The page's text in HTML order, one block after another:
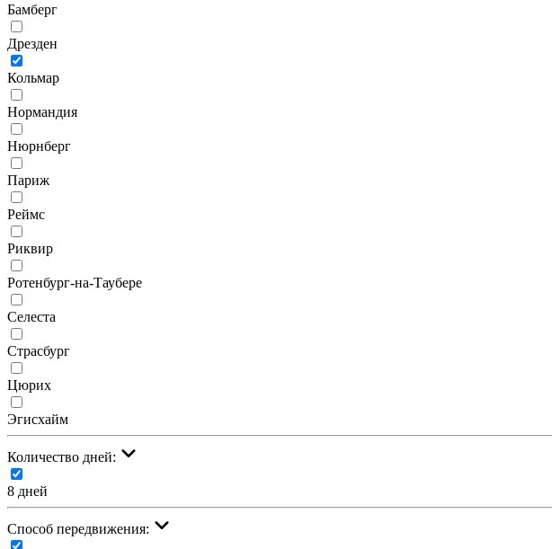
Бамберг
Дрезден
Кольмар
Нормандия
Нюрнберг
Париж
Реймс
Риквир
Ротенбург-на-Таубере
Селеста
Страсбург
Цюрих
Эгисхайм
Количество дней:
8 дней
Cпособ передвижения: